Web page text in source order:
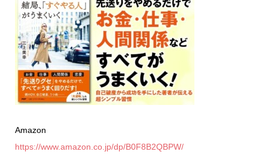
Amazon
https://www.amazon.co.jp/dp/B0F8B2QBPW/